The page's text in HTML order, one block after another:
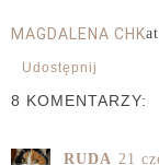
MAGDALENA CHKat
Udostępnij
8 KOMENTARZY:
RUDA 21